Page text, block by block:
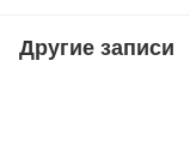
Другие записи